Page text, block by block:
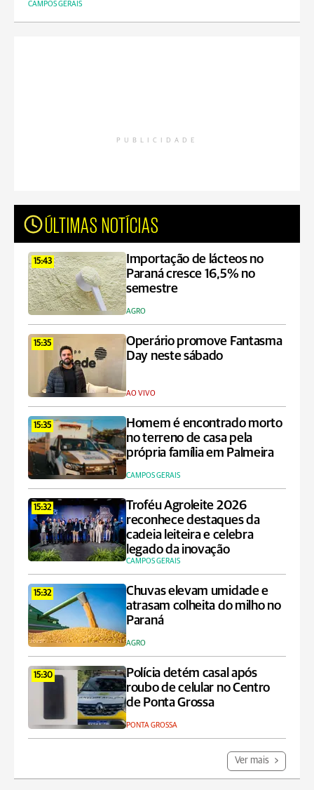
CAMPOS GERAIS
PUBLICIDADE
ÚLTIMAS NOTÍCIAS
15:43
Importação de lácteos no
Paraná cresce 16,5% no
semestre
AGRO
15:35
Operário promove Fantasma
Day neste sábado
AO VIVO
15:35
Homem é encontrado morto
no terreno de casa pela
própria família em Palmeira
CAMPOS GERAIS
15:32
Troféu Agroleite 2026
reconhece destaques da
cadeia leiteira e celebra
legado da inovação
CAMPOS GERAIS
15:32
Chuvas elevam umidade e
atrasam colheita do milho no
Paraná
AGRO
15:30
Polícia detém casal após
roubo de celular no Centro
de Ponta Grossa
PONTA GROSSA
Ver mais